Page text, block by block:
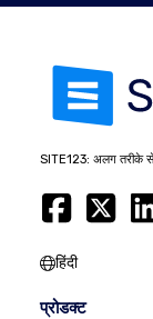
SITE123: अलग तरीके से
हिंदी
प्रोडक्ट